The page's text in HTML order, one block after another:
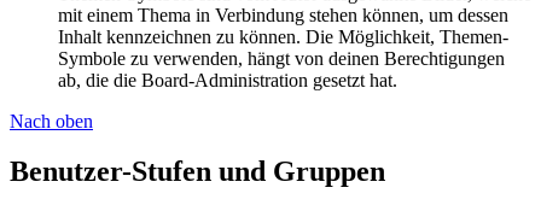
mit einem Thema in Verbindung stehen können, um dessen
Inhalt kennzeichnen zu können. Die Möglichkeit, Themen-
Symbole zu verwenden, hängt von deinen Berechtigungen
ab, die die Board-Administration gesetzt hat.
Nach oben
Benutzer-Stufen und Gruppen